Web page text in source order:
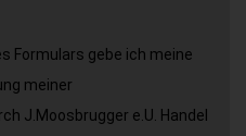
Formulars gebe ich meine
meiner
J.Moosbrugger e.U. Handel